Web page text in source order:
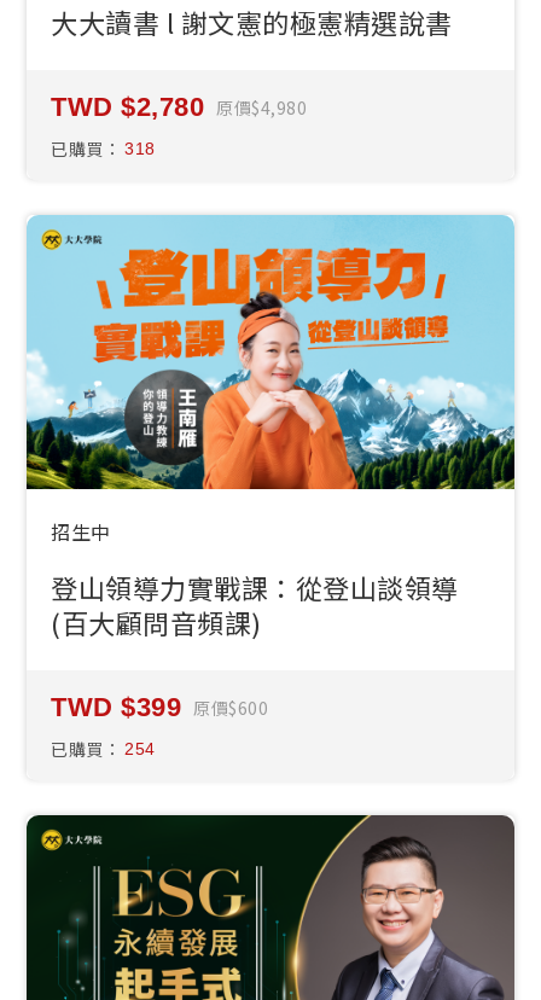
大大讀書 l 謝文憲的極憲精選說書
2,780 原價 4,980
已購買： 318
招生中
登山領導力實戰課：從登山談領導
(百大顧問音頻課)
399 原價 600
已購買：
254